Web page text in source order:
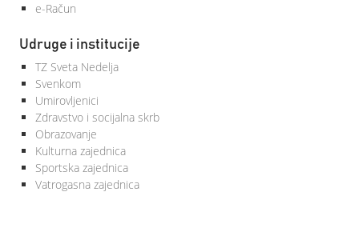
e-Račun
Udruge i institucije
TZ Sveta Nedelja
Svenkom
Umirovljenici
Zdravstvo i socijalna skrb
Obrazovanje
Kulturna zajednica
Sportska zajednica
Vatrogasna zajednica